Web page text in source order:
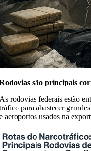
Rodovias são principais
As rodovias federais estão
tráfico para abastecer
e aeroportos usados na